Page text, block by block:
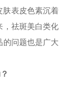
表皮色素沉着
，祛斑美白类化
的问题也是广大